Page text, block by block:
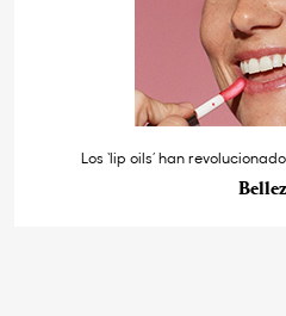
Los ‘lip oils’ han